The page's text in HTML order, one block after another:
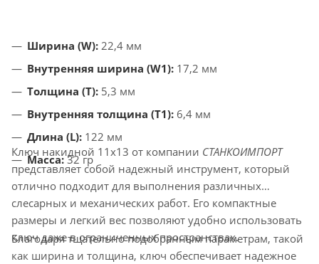
Ширина (W): 22,4 мм
Внутренняя ширина (W1): 17,2 мм
Толщина (T): 5,3 мм
Внутренняя толщина (T1): 6,4 мм
Длина (L): 122 мм
Масса:32 гр
Ключ накидной 11х13 от компании СТАНКОИМПОРТ
представляет собой надежный инструмент, который
отлично подходит для выполнения различных
слесарных и механических работ. Его компактные
размеры и легкий вес позволяют удобно использовать
ключ даже в ограниченных пространствах.
Благодаря тщательно подобранным параметрам, такой
как ширина и толщина, ключ обеспечивает надежное